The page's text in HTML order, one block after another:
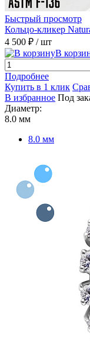
Быстрый просмотр
Кольцо-кликер
4 500 ₽ / шт
В
Подробнее
Купить в 1 клик
В избранное Под
Диаметр:
8.0 мм
8.0 мм